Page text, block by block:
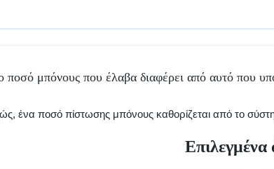
ποσό μπόνους που έλαβα διαφέρει από αυτό που
ένα ποσό πίστωσης μπόνους καθορίζεται από το